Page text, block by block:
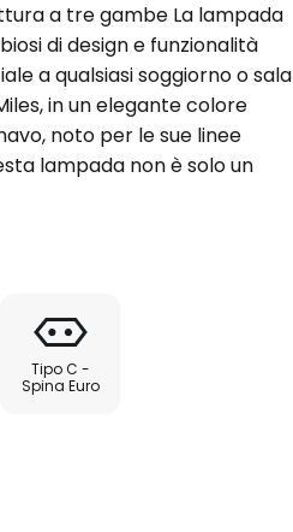
a tre gambe La lampada
di design e funzionalità
a qualsiasi soggiorno o sala
in un elegante colore
noto per le sue linee
lampada non è solo un
Tipo C -
Spina Euro